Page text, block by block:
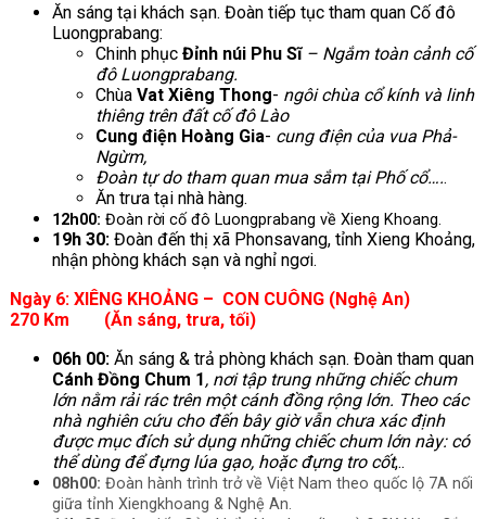
Ăn sáng tại khách sạn. Đoàn tiếp tục tham quan Cố đô
Luongprabang:
Chinh phục Đỉnh núi Phu Sĩ– Ngắm toàn cảnh cố
đô Luongprabang.
Chùa Vat Xiêng Thong- ngôi chùa cổ kính và linh
thiêng trên đất cố đô Lào
Cung điện Hoàng Gia- cung điện của vua Phả-
Ngừm,
Đoàn tự do tham quan mua sắm tại Phố cổ…..
Ăn trưa tại nhà hàng.
12h00: Đoàn rời cố đô Luongprabang về Xieng Khoang.
19h 30: Đoàn đến thị xã Phonsavang, tỉnh Xieng Khoảng,
nhận phòng khách sạn và nghỉ ngơi.
Ngày 6: XIÊNG KHOẢNG – CON CUÔNG (Nghệ An)
270 Km (Ăn sáng, trưa, tối)
06h 00: Ăn sáng & trả phòng khách sạn. Đoàn tham quan
Cánh Đồng Chum 1, nơi tập trung những chiếc chum
lớn nằm rải rác trên một cánh đồng rộng lớn. Theo các
nhà nghiên cứu cho đến bây giờ vẫn chưa xác định
được mục đích sử dụng những chiếc chum lớn này: có
thể dùng để đựng lúa gạo, hoặc đựng tro cốt,..
08h00: Đoàn hành trình trở về Việt Nam theo quốc lộ 7A nối
giữa tỉnh Xiengkhoang & Nghệ An.